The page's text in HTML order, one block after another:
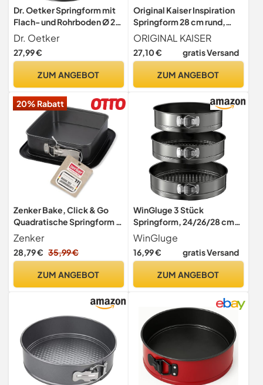
Dr. Oetker Springform mit
Flach- und Rohrboden Ø 26
cm, auslaufsichere
Kuchenform mit 2 Böden,
runde Backform aus Stahl
Antihaft-Beschichtung
Stück
Dr. Oetker
27,99 €
ZUM ANGEBOT
Original Kaiser Inspiration
Springform 28 cm rund,
Backform mit 2 Böden,
Flach- und Rohrboden,
Kuchenform
auslaufsicher, einfaches
ORIGINAL KAISER
27,10 € gratis Versand
ZUM ANGEBOT
20% Rabatt
Zenker Bake, Click & Go
Quadratische Springform –
24 x 24 x 8 cm – Backform
mit separat erhältlichem
Deckel für den direkten
zum Backen &
Zenker
28,79 € 35,99 €
ZUM ANGEBOT
WinGluge 3 Stück
Springform, 24/26/28 cm
Cake Baking Tin, Runde
Backform, Kuchenform
Antihaftbeschichtet, Cake
Baking Utensils,
WinGluge
16,99 € gratis Versand
ZUM ANGEBOT